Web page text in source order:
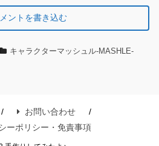
ントを書き込む
キャラクターマッシュル-MASHLE-
お問い合わせ
ーポリシー・免責事項